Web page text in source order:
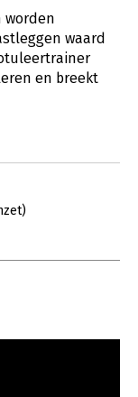
worden
waard
en breekt